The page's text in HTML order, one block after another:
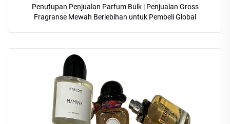
Penutupan Penjualan Parfum Bulk | Penjualan Gross
Fragranse Mewah Berlebihan untuk Pembeli Global